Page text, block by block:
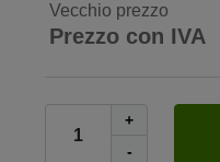
Vecchio prezzo
Prezzo con IVA
+
-